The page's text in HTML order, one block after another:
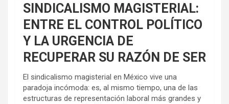
SINDICALISMO MAGISTERIAL:
ENTRE EL CONTROL POLÍTICO
Y LA URGENCIA DE
RECUPERAR SU RAZÓN DE SER
El sindicalismo magisterial en México vive una
paradoja incómoda: es, al mismo tiempo, una de las
estructuras de representación laboral más grandes y